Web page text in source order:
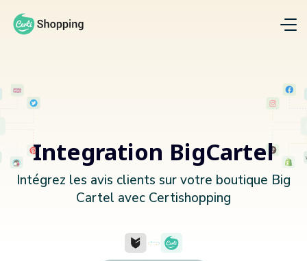
Integration BigCartel
Intégrez les avis clients sur votre boutique Big
Cartel avec Certishopping